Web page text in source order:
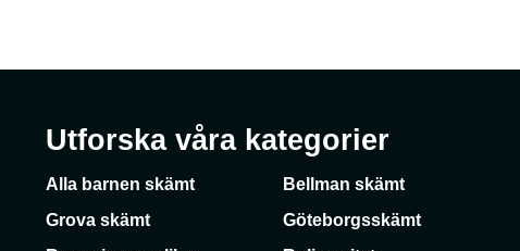
Utforska våra kategorier
Alla barnen skämt Bellman skämt
Grova skämt
Göteborgsskämt